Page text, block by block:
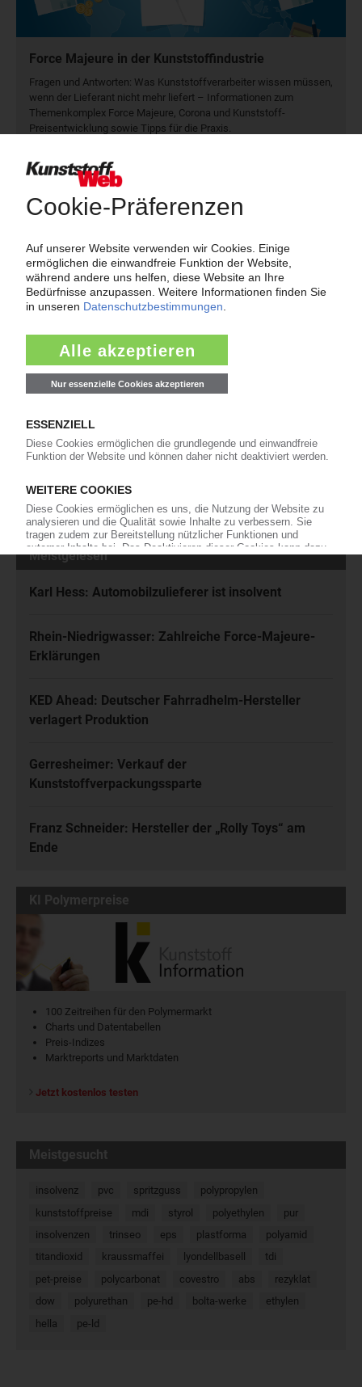
Force Majeure in der Kunststoffindustrie
Fragen und Antworten: Was Kunst­stoff­verarbeiter wissen müssen,
wenn der Lieferant nicht mehr liefert – Informationen zum
Themenkomplex Force Majeure, Corona und Kunststoff-
Preisentwicklung sowie Tipps für die Praxis.
Jetzt lesen
Newsletter
Die wichtigsten Nachrichten und Neuigkeiten aus der
Kunststoffbranche – jeden Tag brandaktuell!
Ich habe dieDatenschutzbestimmungenzur Kenntnis genommen
und akzeptiere diese.
Jetzt kostenfrei abonnieren
Meistgelesen
Karl Hess: Automobilzulieferer ist insolvent
Rhein-Niedrigwasser: Zahlreiche Force-Majeure-
Erklärungen
KED Ahead: Deutscher Fahrradhelm-Hersteller
verlagert Produktion
Gerresheimer: Verkauf der
Kunststoffverpackungssparte
Franz Schneider: Hersteller der „Rolly Toys“ am
Ende
KI Polymerpreise
100 Zeitreihen für den Polymermarkt
Charts und Datentabellen
Preis-Indizes
Marktreports und Marktdaten
Jetzt kostenlos testen
Meistgesucht
insolvenz pvc spritzguss
polypropylen
kunststoffpreise
mdi styrol polyethylen
pur
insolvenzen
trinseo eps plastforma
polyamid
titandioxid
kraussmaffei lyondellbasell
tdi
pet-preise
polycarbonat covestro abs
rezyklat
dow
polyurethan pe-hd bolta-werke
ethylen
hella
pe-ld